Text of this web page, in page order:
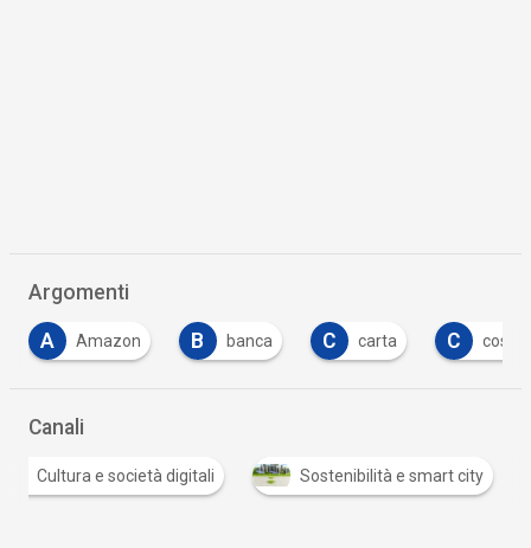
Argomenti
B banca C carta costi crisi
Canali
Cultura e società digitali Sostenibilità e smart city